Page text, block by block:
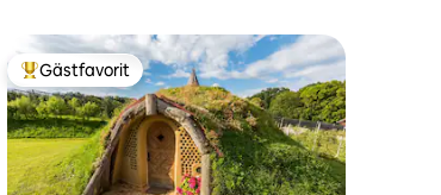
Populär gästfavorit
Gästfavorit